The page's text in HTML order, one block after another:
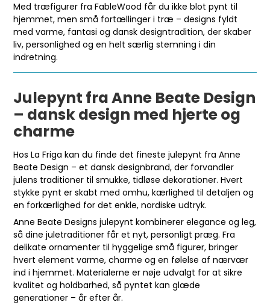
Med træfigurer fra FableWood får du ikke blot pynt til
hjemmet, men små fortællinger i træ – designs fyldt
med varme, fantasi og dansk designtradition, der skaber
liv, personlighed og en helt særlig stemning i din
indretning.
Julepynt fra Anne Beate Design
– dansk design med hjerte og
charme
Hos La Friga kan du finde det fineste julepynt fra Anne
Beate Design – et dansk designbrand, der forvandler
julens traditioner til smukke, tidløse dekorationer. Hvert
stykke pynt er skabt med omhu, kærlighed til detaljen og
en forkærlighed for det enkle, nordiske udtryk.
Anne Beate Designs julepynt kombinerer elegance og leg,
så dine juletraditioner får et nyt, personligt præg. Fra
delikate ornamenter til hyggelige små figurer, bringer
hvert element varme, charme og en følelse af nærvær
ind i hjemmet. Materialerne er nøje udvalgt for at sikre
kvalitet og holdbarhed, så pyntet kan glæde
generationer – år efter år.